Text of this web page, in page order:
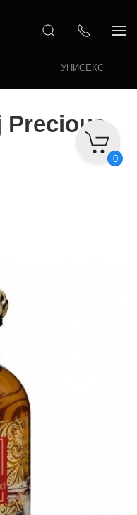
УНИСЕКС
0
Precious